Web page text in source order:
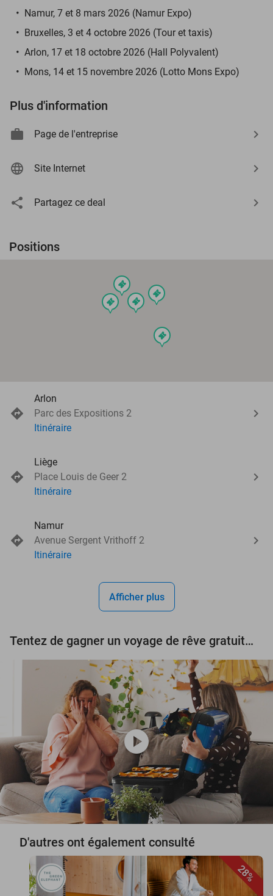
Namur, 7 et 8 mars 2026 (Namur Expo)
Bruxelles, 3 et 4 octobre 2026 (Tour et taxis)
Arlon, 17 et 18 octobre 2026 (Hall Polyvalent)
Mons, 14 et 15 novembre 2026 (Lotto Mons Expo)
Plus d'information
Page de l'entreprise
Site Internet
Partagez ce deal
Positions
events
events
events
events
events
Arlon
Parc des Expositions 2
Itinéraire
Liège
Place Louis de Geer 2
Itinéraire
Namur
Avenue Sergent Vrithoff 2
Itinéraire
Afficher plus
Tentez de gagner un voyage de rêve gratuit d'une valeur de 3.000 € !
play_circle
D'autres ont également consulté
28%